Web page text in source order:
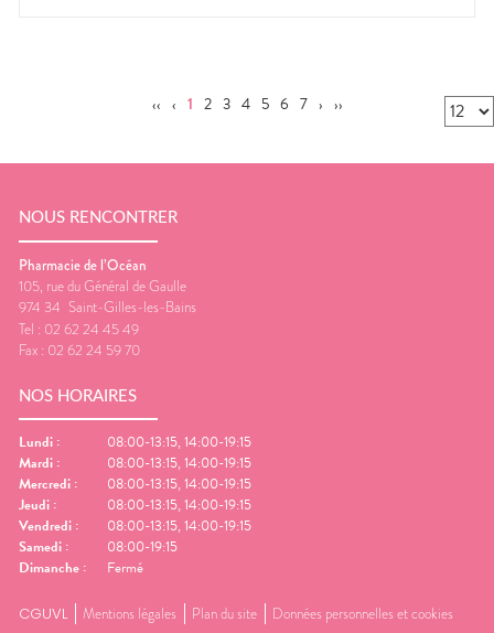
‹‹ ‹ 1 2 3 4 5 6 7 › ››
NOUS RENCONTRER
Pharmacie de l’Océan
105, rue du Général de Gaulle
974 34 Saint-Gilles-les-Bains
Tel : 02 62 24 45 49
Fax : 02 62 24 59 70
NOS HORAIRES
Lundi :
08:00-13:15, 14:00-19:15
Mardi :
08:00-13:15, 14:00-19:15
Mercredi :
08:00-13:15, 14:00-19:15
Jeudi :
08:00-13:15, 14:00-19:15
Vendredi :
08:00-13:15, 14:00-19:15
Samedi :
08:00-19:15
Dimanche : Fermé
CGUVL Mentions légales Plan du site Données personnelles et cookies